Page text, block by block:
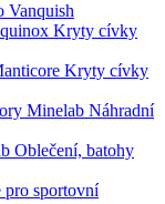
Kryty cívky
Kryty cívky
Náhradní
Oblečení, batohy
pro sportovní